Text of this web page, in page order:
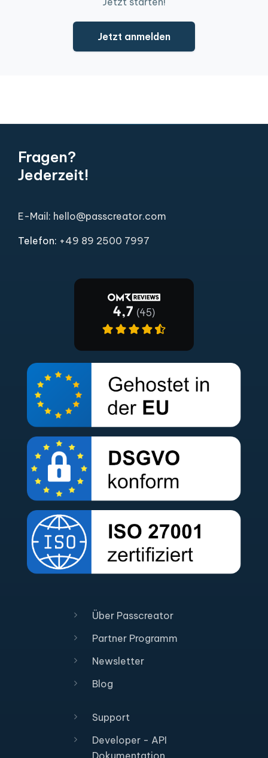
Jetzt anmelden
Fragen?
Jederzeit!
E-Mail: hello@passcreator.com
Telefon: +49 89 2500 7997
Über Passcreator
Partner Programm
Newsletter
Blog
Support
Developer - API